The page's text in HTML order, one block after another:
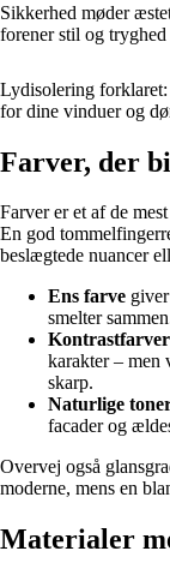
Sikkerhed møder
forener stil og tryghed
Lydisolering
for dine vinduer og
Farver, der
Farver er et af de
En god
beslægtede nuancer
Ens farve
smelter
Kontrastfarver
karakter – men
skarp.
Naturlige
facader og
Overvej også
moderne, mens en
Materialer